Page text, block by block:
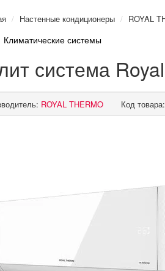
Настенные кондиционеры ROYAL
Климатические системы
система
ROYAL THERMO Код товара: